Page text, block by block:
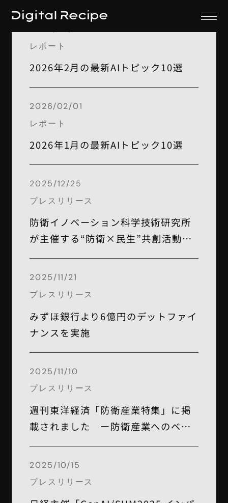
レポート
2026年2月の最新AIトピック10選
2026/02/01
レポート
2026年1月の最新AIトピック10選
2025/12/25
プレスリリース
防衛イノベーション科学技術研究所
が主催する“防衛×民生”共創活動イ
ベントに登壇
2025/11/21
プレスリリース
みずほ銀行より6億円のデットファイ
ナンスを実施
2025/11/10
プレスリリース
週刊東洋経済「防衛産業特集」に掲
載されました ー防衛産業へのベン
2025/10/15
プレスリリース